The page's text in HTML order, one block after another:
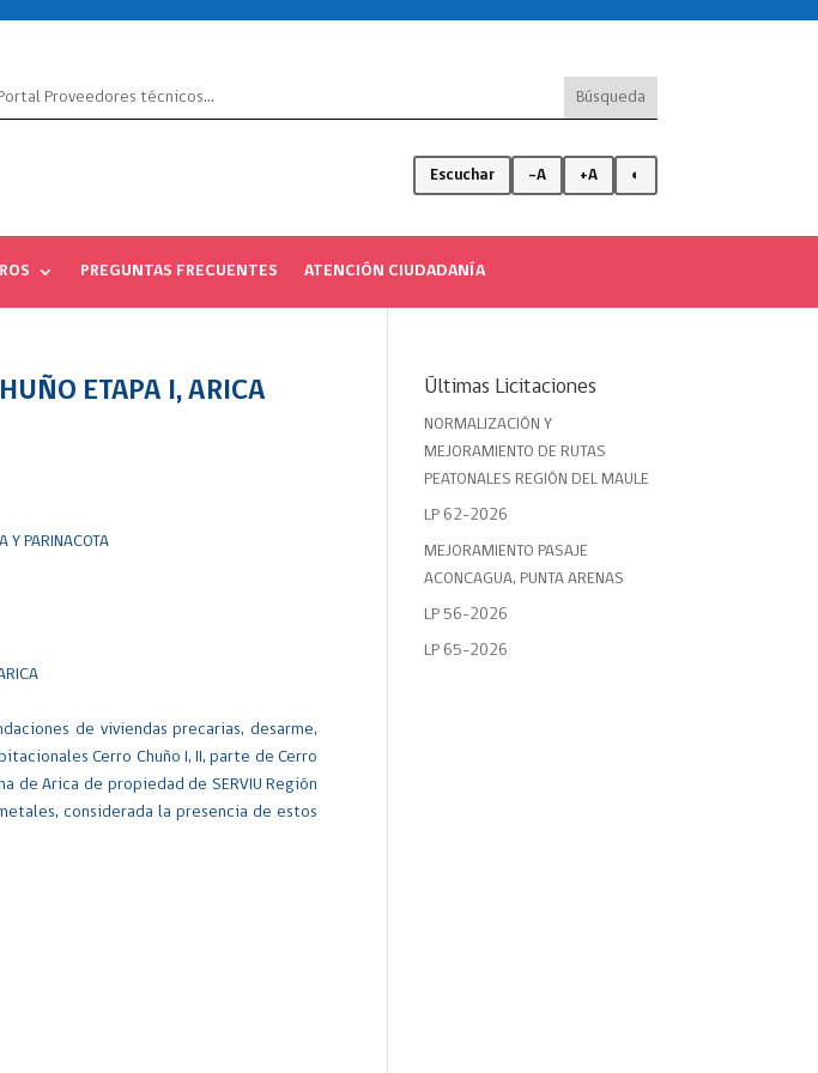
Escuchar -A +A ◐
PREGUNTAS FRECUENTES ATENCIÓN CIUDADANÍA
ETAPA I, ARICA
Y PARINACOTA
de viviendas precarias, desarme,
Cerro Chuño I, II, parte de Cerro
de Arica de propiedad de SERVIU Región
considerada la presencia de estos
Últimas Licitaciones
NORMALIZACIÓN Y
MEJORAMIENTO DE RUTAS
PEATONALES REGIÓN DEL MAULE
LP 62-2026
MEJORAMIENTO PASAJE
ACONCAGUA, PUNTA ARENAS
LP 56-2026
LP 65-2026